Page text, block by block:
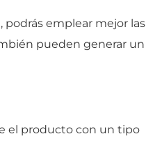
podrás emplear mejor las
pueden generar un
el producto con un tipo